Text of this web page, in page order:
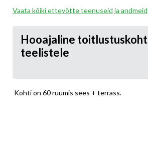
Vaata kõiki ettevõtte teenuseid ja andmeid
Hooajaline toitlustuskoht
teelistele
Kohti on 60 ruumis sees + terrass.